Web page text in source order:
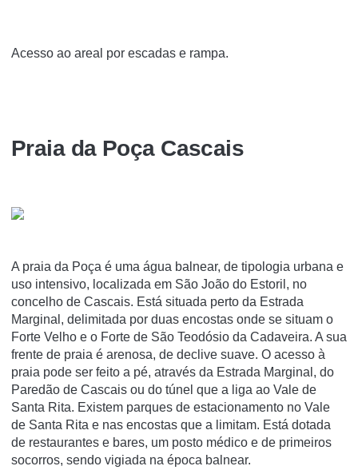
Acesso ao areal por escadas e rampa.
Praia da Poça Cascais
A praia da Poça é uma água balnear, de tipologia urbana e
uso intensivo, localizada em São João do Estoril, no
concelho de Cascais. Está situada perto da Estrada
Marginal, delimitada por duas encostas onde se situam o
Forte Velho e o Forte de São Teodósio da Cadaveira. A sua
frente de praia é arenosa, de declive suave. O acesso à
praia pode ser feito a pé, através da Estrada Marginal, do
Paredão de Cascais ou do túnel que a liga ao Vale de
Santa Rita. Existem parques de estacionamento no Vale
de Santa Rita e nas encostas que a limitam. Está dotada
de restaurantes e bares, um posto médico e de primeiros
socorros, sendo vigiada na época balnear.